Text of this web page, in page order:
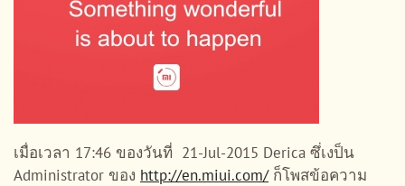
เมื่อเวลา 17:46 ของวันที่ 21-Jul-2015 Derica ซึ่เงป็น
Administrator ของ http://en.miui.com/ก็โพสข้อความ